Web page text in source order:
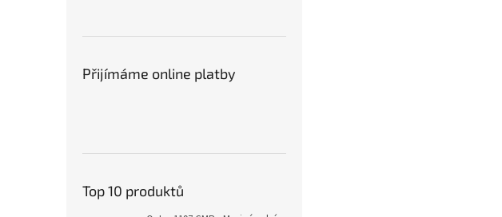
Přijímáme online platby
Top 10 produktů